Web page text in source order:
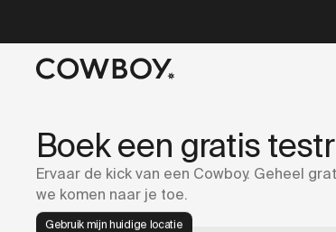
Boek een gratis
Ervaar de kick van een Cowboy. Geheel
we komen naar je toe.
Gebruik mijn huidige locatie